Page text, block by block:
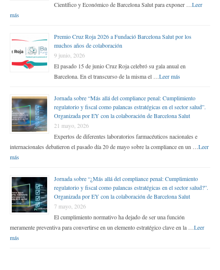
Científico y Económico de Barcelona Salut para exponer …Leer
más
Premio Cruz Roja 2026 a Fundació Barcelona Salut por los
muchos años de colaboración
9 junio, 2026
El pasado 15 de junio Cruz Roja celebró su gala anual en
Barcelona. En el transcurso de la misma el …Leer más
Jornada sobre “Más allá del compliance penal: Cumplimiento
regulatorio y fiscal como palancas estratégicas en el sector salud”.
Organizada por EY con la colaboración de Barcelona Salut
21 mayo, 2026
Expertos de diferentes laboratorios farmacéuticos nacionales e
internacionales debatieron el pasado día 20 de mayo sobre la compliance en un …Leer
más
Jornada sobre “¿Más allá del compliance penal: Cumplimiento
regulatorio y fiscal como palancas estratégicas en el sector salud?”.
Organizada por EY con la colaboración de Barcelona Salut
7 mayo, 2026
El cumplimiento normativo ha dejado de ser una función
meramente preventiva para convertirse en un elemento estratégico clave en la …Leer
más